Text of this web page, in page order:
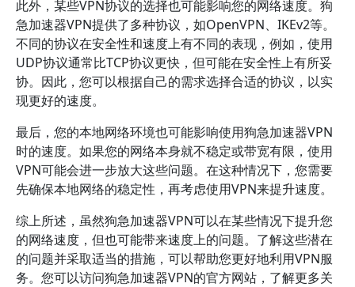
此外，某些VPN协议的选择也可能影响您的网络速度。狗
急加速器VPN提供了多种协议，如OpenVPN、IKEv2等。
不同的协议在安全性和速度上有不同的表现，例如，使用
UDP协议通常比TCP协议更快，但可能在安全性上有所妥
协。因此，您可以根据自己的需求选择合适的协议，以实
现更好的速度。
最后，您的本地网络环境也可能影响使用狗急加速器VPN
时的速度。如果您的网络本身就不稳定或带宽有限，使用
VPN可能会进一步放大这些问题。在这种情况下，您需要
先确保本地网络的稳定性，再考虑使用VPN来提升速度。
综上所述，虽然狗急加速器VPN可以在某些情况下提升您
的网络速度，但也可能带来速度上的问题。了解这些潜在
的问题并采取适当的措施，可以帮助您更好地利用VPN服
务。您可以访问狗急加速器VPN的官方网站，了解更多关